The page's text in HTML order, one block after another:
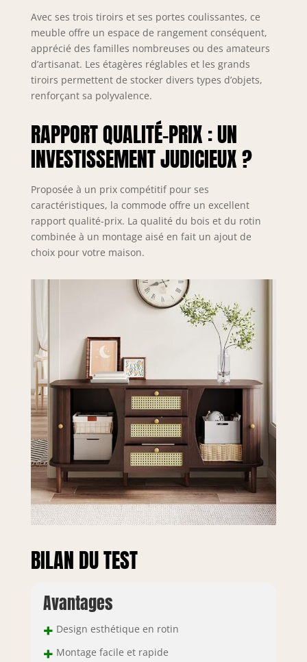
niveaux avec
portes en rotin au
milieu et les
tiroirs flexibles
assurent un
rangement facile
élégant】: avec
des bords
arrondis sur le
dessus de la table
et les côtés de
l'armoire, ce
plus de sécurité et
une apparence
pièces familiales
telles que la
chambre ou le
salon, où la
sécurité et le style
sont tout aussi
【Structure
robuste pour une
utilisation à long
terme】: les pieds
et les poignées en
bois massif
garantissent une
grande stabilité et
durabilité. Ce
buffet est conçu
telles que la salle
Avec ses trois tiroirs et ses portes coulissantes, ce
meuble offre un espace de rangement conséquent,
apprécié des familles nombreuses ou des amateurs
d’artisanat. Les étagères réglables et les grands
tiroirs permettent de stocker divers types d’objets,
renforçant sa polyvalence.
RAPPORT QUALITÉ-PRIX : UN
INVESTISSEMENT JUDICIEUX ?
Proposée à un prix compétitif pour ses
caractéristiques, la commode offre un excellent
rapport qualité-prix. La qualité du bois et du rotin
combinée à un montage aisé en fait un ajout de
choix pour votre maison.
BILAN DU TEST
Avantages
+ Design esthétique en rotin
+ Montage facile et rapide